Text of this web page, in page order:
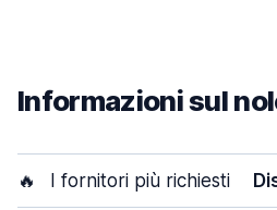
Informazioni sul
🔥 I fornitori più richiesti